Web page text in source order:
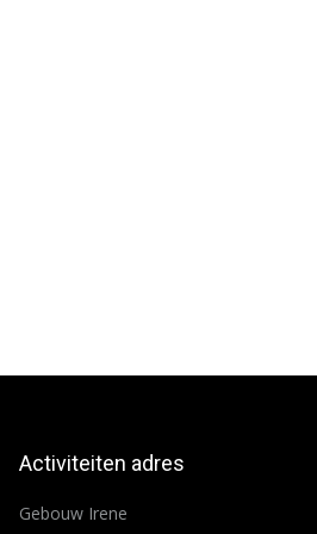
Activiteiten adres
Gebouw Irene